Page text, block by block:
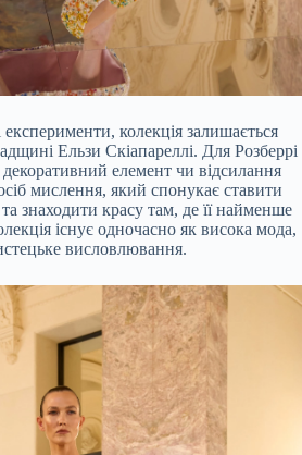
колекція залишається
Ельзи Скіапареллі. Для Розберрі
елемент чи відсилання
мислення, який спонукає ставити
знаходити красу там, де її найменше
існує одночасно як висока мода,
висловлювання.